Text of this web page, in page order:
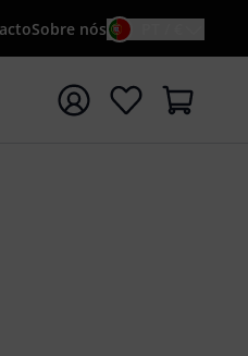
Sobre nós
{searchTerm}